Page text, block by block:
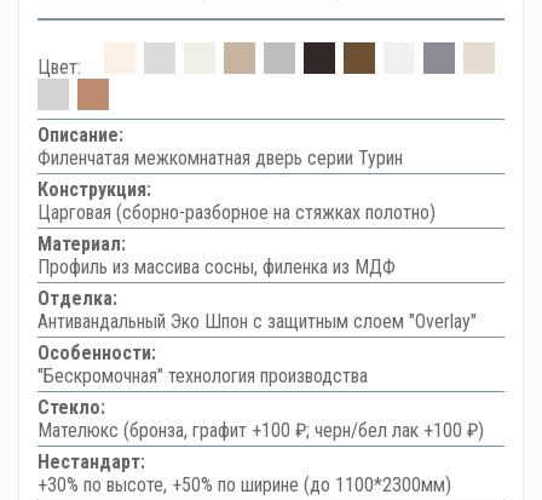
Цвет:
Описание:
Филенчатая межкомнатная дверь серии Турин
Конструкция:
Царговая (сборно-разборное на стяжках полотно)
Материал:
Профиль из массива сосны, филенка из МДФ
Отделка:
Антивандальный Эко Шпон с защитным слоем "Overlay"
Особенности:
"Бескромочная" технология производства
Стекло:
Мателюкс (бронза, графит +100 ₽; черн/бел лак +100 ₽)
Нестандарт:
+30% по высоте, +50% по ширине (до 1100*2300мм)